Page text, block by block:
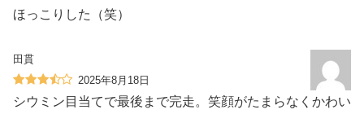
ほっこりした（笑）
田貫
2025年8月18日
シウミン目当てで最後まで完走。笑顔がたまらなくかわい